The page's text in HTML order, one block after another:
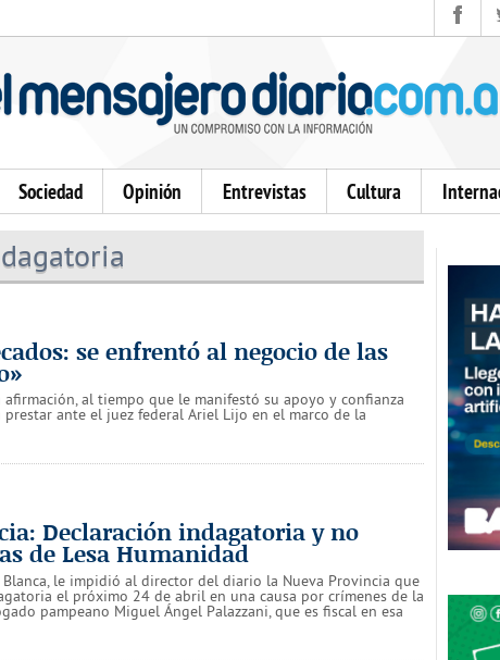
Sociedad Opinión Entrevistas Cultura
se enfrentó al negocio de las
al tiempo que le manifestó su apoyo y confianza
ante el juez federal Ariel Lijo en el marco de la
Declaración indagatoria y no
de Lesa Humanidad
le impidió al director del diario la Nueva Provincia que
el próximo 24 de abril en una causa por crímenes de la
pampeano Miguel Ángel Palazzani, que es fiscal en esa